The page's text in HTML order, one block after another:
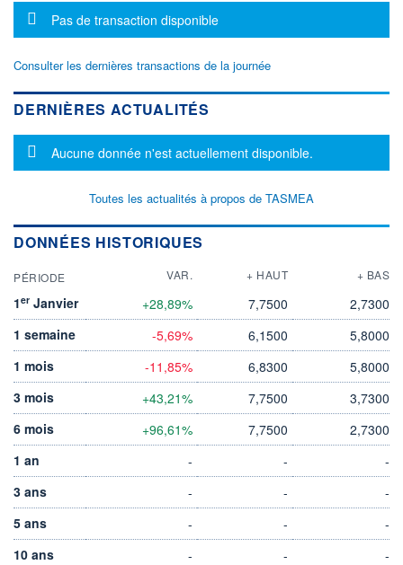
Message d'information
Pas de transaction disponible
Consulter les dernières transactions de la journée
DERNIÈRES ACTUALITÉS
Message d'information
Aucune donnée n'est actuellement disponible.
Toutes les actualités à propos de TASMEA
DONNÉES HISTORIQUES
PÉRIODE VAR. + HAUT + BAS
1er Janvier +28,89% 7,7500
2,7300
1 semaine
-5,69% 6,1500
5,8000
1 mois
-11,85% 6,8300
5,8000
3 mois
+43,21% 7,7500
3,7300
6 mois
+96,61% 7,7500
2,7300
1 an
- -
-
3 ans
- -
-
5 ans
- -
-
10 ans
- -
-